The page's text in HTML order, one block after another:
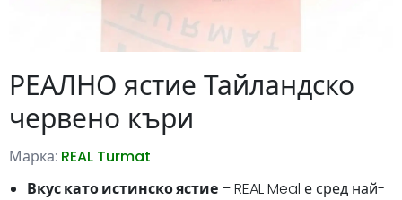
РЕАЛНО ястие Тайландско
червено къри
Марка: REAL Turmat
Вкус като истинско ястие – REAL Meal е сред най-